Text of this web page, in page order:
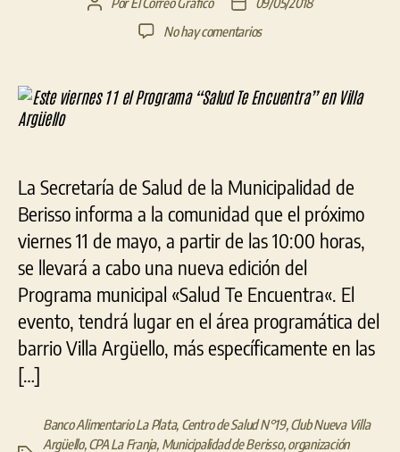
Autor
Fecha
de
No hay comentariosen
11
el
Encuentra”
en
Villa
Argüello
La Secretaría de Salud de la Municipalidad de
Berisso informa a la comunidad que el próximo
viernes 11 de mayo, a partir de las 10:00 horas,
se llevará a cabo una nueva edición del
Programa municipal «Salud Te Encuentra«. El
evento, tendrá lugar en el área programática del
barrio Villa Argüello, más específicamente en las
[…]
Banco Alimentario La Plata, Centro de Salud N°19,Club Nueva Villa
Argüello,CPA La Franja, Municipalidad de Berisso,organización